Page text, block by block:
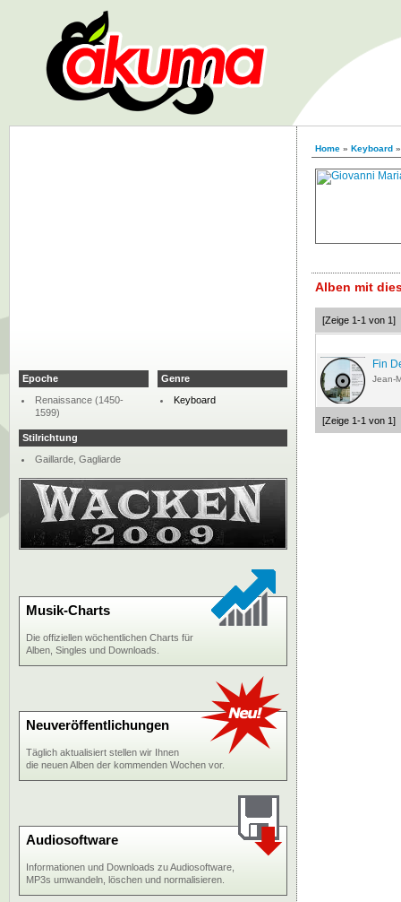
Home » Keyboard
Alben mit
[Zeige 1-1 von 1]
Fin
Jean-
[Zeige 1-1 von 1]
Epoche
Renaissance (1450-
1599)
Genre
Keyboard
Stilrichtung
Gaillarde, Gagliarde
Musik-Charts
Die offiziellen wöchentlichen Charts für
Alben, Singles und Downloads.
Neuveröffentlichungen
Täglich aktualisiert stellen wir Ihnen
die neuen Alben der kommenden Wochen vor.
Audiosoftware
Informationen und Downloads zu Audiosoftware,
MP3s umwandeln, löschen und normalisieren.